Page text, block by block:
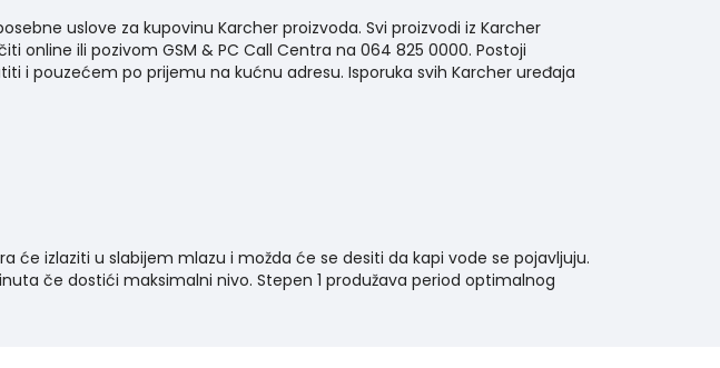
uslove za kupovinu Karcher proizvoda. Svi proizvodi iz Karcher
online ili pozivom GSM & PC Call Centra na 064 825 0000. Postoji
i pouzećem po prijemu na kućnu adresu. Isporuka svih Karcher uređaja
izlaziti u slabijem mlazu i možda će se desiti da kapi vode se pojavljuju.
če dostići maksimalni nivo. Stepen 1 produžava period optimalnog